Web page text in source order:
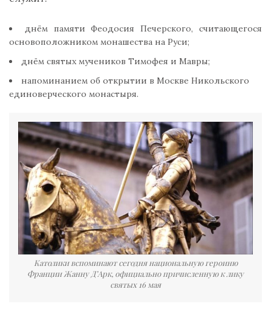
днём памяти Феодосия Печерского, считающегося
основоположником монашества на Руси;
днём святых мучеников Тимофея и Мавры;
напоминанием об открытии в Москве Никольского
единоверческого монастыря.
Католики вспоминают сегодня национальную героиню
Франции Жанну Д’Арк, официально причисленную к лику
святых 16 мая